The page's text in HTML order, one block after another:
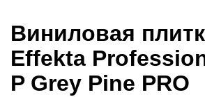
Виниловая
Effekta
P Grey Pine PRO